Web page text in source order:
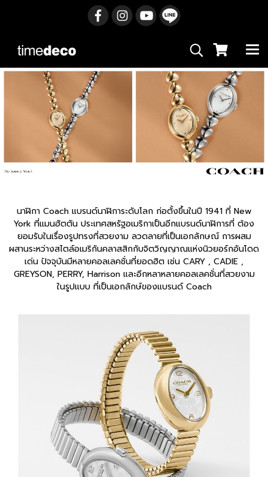
นาฬิกา Coach แบรนด์นาฬิการะดับโลก ก่อตั้งขึ้นในปี 1941 ที่ New
York ที่แมนฮัตตัน ประเทศสหรัฐอเมริกาเป็นอีกแบรนด์นาฬิการที่ ต้อง
ยอมรับในเรื่องรูปทรงที่สวยงาม ลวดลายที่เป็นเอกลักษณ์ การผสม
ผสานระหว่างสไตล์อเมริกันคลาสสิกกับจิตวิญญาณแห่งนิวยอร์กอันโดด
เด่น ปัจจุบันมีหลายคอลเลคชั่นที่ยอดฮิต เช่น CARY , CADIE ,
GREYSON, PERRY, Harrison และอีกหลาหลายคอลเลคชั่นที่สวยงาม
ในรูปแบบ ที่เป็นเอกลักษ์ของแบรนด์ Coach